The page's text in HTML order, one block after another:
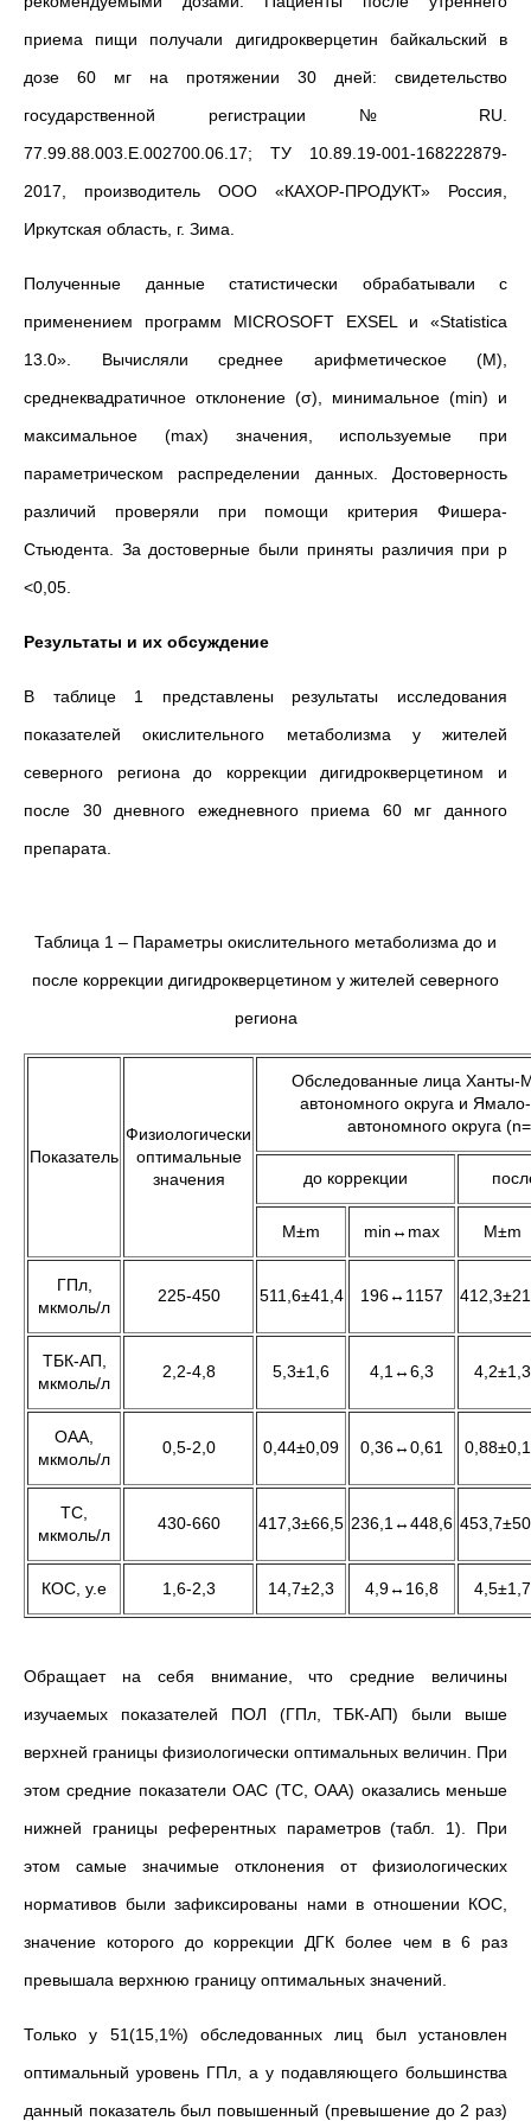
приема пищи получали дигидрокверцетин байкальский в
дозе 60 мг на протяжении 30 дней: свидетельство
государственной регистрации № RU.
77.99.88.003.Е.002700.06.17; ТУ 10.89.19-001-168222879-
2017, производитель ООО «КАХОР-ПРОДУКТ» Россия,
Иркутская область, г. Зима.
Полученные данные статистически обрабатывали с
применением программ MICROSOFT EXSEL и «Statistica
13.0». Вычисляли среднее арифметическое (M),
среднеквадратичное отклонение (σ), минимальное (min) и
максимальное (max) значения, используемые при
параметрическом распределении данных. Достоверность
различий проверяли при помощи критерия Фишера-
Стьюдента. За достоверные были приняты различия при р
<0,05.
Результаты и их обсуждение
В таблице 1 представлены результаты исследования
показателей окислительного метаболизма у жителей
северного региона до коррекции дигидрокверцетином и
после 30 дневного ежедневного приема 60 мг данного
препарата.
Таблица 1 – Параметры окислительного метаболизма до и
после коррекции дигидрокверцетином у жителей северного
региона
Показатель
Физиологически
оптимальные
значения
Обследованные лица Ханты-
автономного округа и
автономного округа
до коррекции
M±m min↔max M±m
ГПл,
мкмоль/л
225-450 511,6±41,4 196↔1157
ТБК-АП,
мкмоль/л
2,2-4,8 5,3±1,6 4,1↔6,3 4,2±1,3
ОАА,
мкмоль/л
0,5-2,0 0,44±0,09 0,36↔0,61
ТС,
мкмоль/л
430-660 417,3±66,5 236,1↔448,6
КОС, у.е 1,6-2,3 14,7±2,3 4,9↔16,8 4,5±1,7
Обращает на себя внимание, что средние величины
изучаемых показателей ПОЛ (ГПл, ТБК-АП) были выше
верхней границы физиологически оптимальных величин. При
этом средние показатели ОАС (ТС, ОАА) оказались меньше
нижней границы референтных параметров (табл. 1). При
этом самые значимые отклонения от физиологических
нормативов были зафиксированы нами в отношении КОС,
значение которого до коррекции ДГК более чем в 6 раз
превышала верхнюю границу оптимальных значений.
Только у 51(15,1%) обследованных лиц был установлен
оптимальный уровень ГПл, а у подавляющего большинства
данный показатель был повышенный (превышение до 2 раз)